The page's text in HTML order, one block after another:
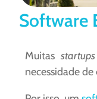
Software
Muitas startups
necessidade